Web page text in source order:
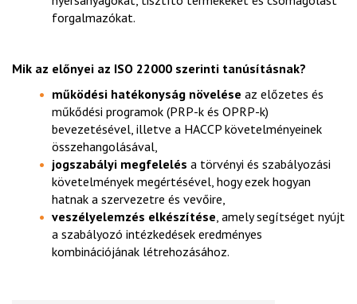
forgalmazókat.
Mik az előnyei az ISO 22000 szerinti tanúsításnak?
működési hatékonyság növelése az előzetes és
műkődési programok (PRP-k és OPRP-k)
bevezetésével, illetve a HACCP követelményeinek
összehangolásával,
jogszabályi megfelelés a törvényi és szabályozási
követelmények megértésével, hogy ezek hogyan
hatnak a szervezetre és vevőire,
veszélyelemzés elkészítése, amely segítséget nyújt
a szabályozó intézkedések eredményes
kombinációjának létrehozásához.